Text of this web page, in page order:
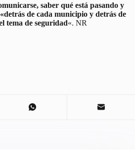
saber qué está pasando y
«detrás de cada municipio y detrás de
tema de seguridad«. NR